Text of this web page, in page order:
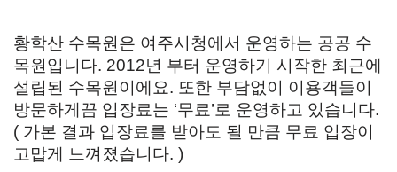
황학산 수목원은 여주시청에서 운영하는 공공 수
목원입니다. 2012년 부터 운영하기 시작한 최근에
설립된 수목원이에요. 또한 부담없이 이용객들이
방문하게끔 입장료는 ‘무료’로 운영하고 있습니다.
( 가본 결과 입장료를 받아도 될 만큼 무료 입장이
고맙게 느껴졌습니다. )